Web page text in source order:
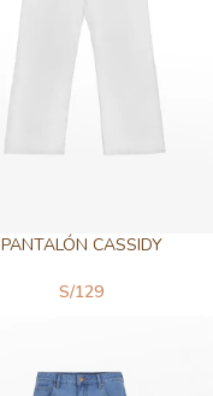
PANTALÓN CASSIDY
S/129